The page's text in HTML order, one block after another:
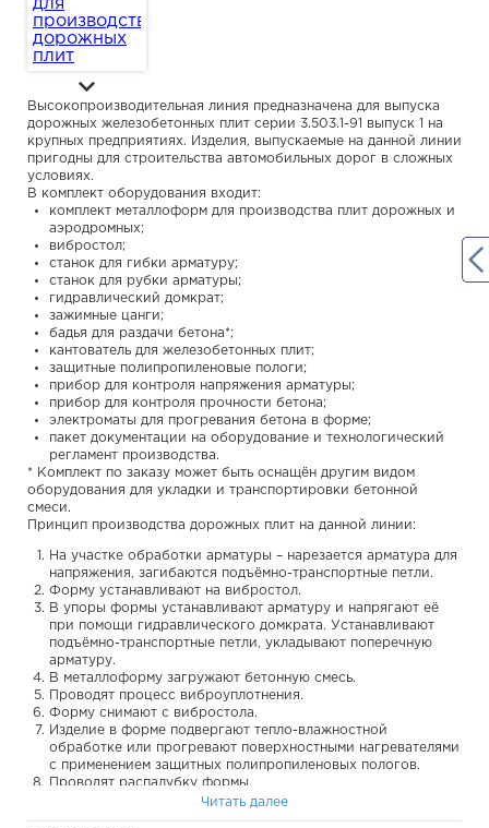
Высокопроизводительная линия предназначена для выпуска
дорожных железобетонных плит серии 3.503.1-91 выпуск 1 на
крупных предприятиях. Изделия, выпускаемые на данной линии
пригодны для строительства автомобильных дорог в сложных
условиях.
В комплект оборудования входит:
комплект металлоформ для производства плит дорожных и
аэродромных;
вибростол;
станок для гибки арматуру;
станок для рубки арматуры;
гидравлический домкрат;
зажимные цанги;
бадья для раздачи бетона*;
кантователь для железобетонных плит;
защитные полипропиленовые пологи;
прибор для контроля напряжения арматуры;
прибор для контроля прочности бетона;
электроматы для прогревания бетона в форме;
пакет документации на оборудование и технологический
регламент производства.
* Комплект по заказу может быть оснащён другим видом
оборудования для укладки и транспортировки бетонной
смеси.
Принцип производства дорожных плит на данной линии:
На участке обработки арматуры – нарезается арматура для
напряжения, загибаются подъёмно-транспортные петли.
Форму устанавливают на вибростол.
В упоры формы устанавливают арматуру и напрягают её
при помощи гидравлического домкрата. Устанавливают
подъёмно-транспортные петли, укладывают поперечную
арматуру.
В металлоформу загружают бетонную смесь.
Проводят процесс виброуплотнения.
Форму снимают с вибростола.
Изделие в форме подвергают тепло-влажностной
обработке или прогревают поверхностными нагревателями
с применением защитных полипропиленовых пологов.
Проводят распалубку формы.
Сформованные дорожные плиты при помощи подъёмного
Читать далее